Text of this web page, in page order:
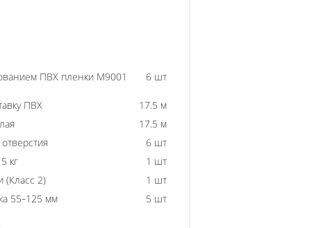
ПВХ пленки M9001 6 шт
ПВХ
17.5 м
17.5 м
6 шт
кг
1 шт
(Класс 2)
1 шт
55-125 мм
5 шт